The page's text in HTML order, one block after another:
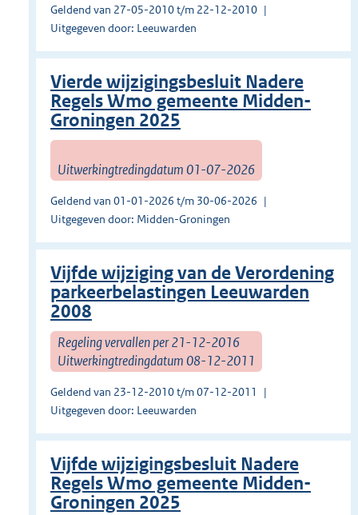
Geldend van 27-05-2010 t/m 22-12-2010
Uitgegeven door: Leeuwarden
Vierde wijzigingsbesluit Nadere
Regels Wmo gemeente Midden-
Groningen 2025
Uitwerkingtredingdatum 01-07-2026
Geldend van 01-01-2026 t/m 30-06-2026
Uitgegeven door: Midden-Groningen
Vijfde wijziging van de Verordening
parkeerbelastingen Leeuwarden
2008
Regeling vervallen per 21-12-2016
Uitwerkingtredingdatum 08-12-2011
Geldend van 23-12-2010 t/m 07-12-2011
Uitgegeven door: Leeuwarden
Vijfde wijzigingsbesluit Nadere
Regels Wmo gemeente Midden-
Groningen 2025